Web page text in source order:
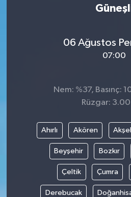
06 Ağustos
07:00
Nem: %37, Basınç:
Rüzgar:
Ahırlı Akören
Beyşehir Bozkır
Çeltik Çumra
Derebucak